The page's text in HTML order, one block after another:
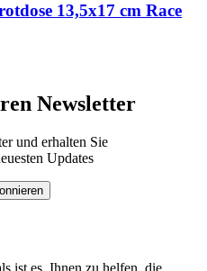
13,5x17 cm Race
Newsletter
und erhalten Sie
Updates
ist es, Ihnen zu helfen, die